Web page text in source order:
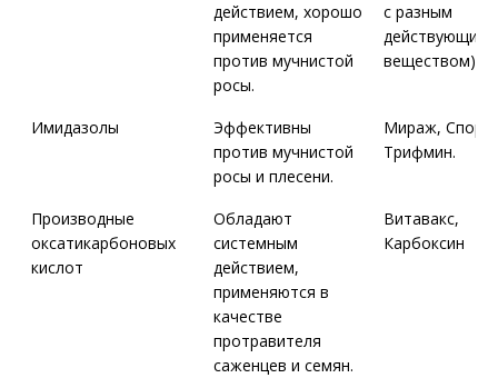
действием, хорошо
применяется
против мучнистой
росы.
с разным
действующим
веществом)
Имидазолы
Эффективны
против мучнистой
росы и плесени.
Мираж,
Трифмин.
Производные
оксатикарбоновых
кислот
Обладают
системным
действием,
применяются в
качестве
протравителя
саженцев и семян.
Витавакс,
Карбоксин